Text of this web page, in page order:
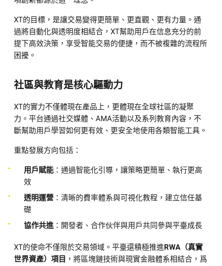
XT的目標，是讓交易變得更簡單、更直觀、更有力量。通
過將自動化與透明度相結合，XT幫助用戶在信息充分的前
提下高效決策，享受智能交易的便捷，而不被複雜的流程所
困擾。
社區與教育是核心驅動力
XT的實力不僅體現在產品上，更體現在全球社區的凝聚
力。平台通過社交媒體、AMA活動以及系列教育內容，不
斷幫助用戶學習如何更有效、更安全地使用各類智能工具。
重點發展方向包括：
用戶賦能 ：通過智能化引導，讓策略更簡單、執行更高
效
透明運營 ：清晰的費率體系與可視化教程，建立信任基
礎
協作共進 ：開發者、合作伙伴與用戶共同參與平臺成長
XT的使命不僅限於交易領域。平臺還積極推進RWA（真實
世界資產）項目 ，將區塊鏈技術與現實金融體系相結合，爲